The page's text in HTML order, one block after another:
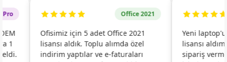
Office 2021
Ofisimiz için 5 adet Office 2021
lisansı aldık. Toplu alımda özel
indirim yaptılar ve e-faturaları
Yeni
lisansı aldım.
sipariş